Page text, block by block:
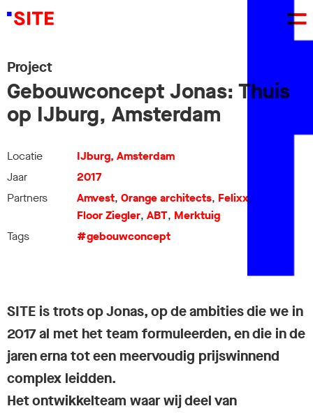
Project
Gebouwconcept Jonas: Thuis
op IJburg, Amsterdam
Locatie
IJburg, Amsterdam
Jaar
2017
Partners
Amvest, Orange architects, Felixx,
Floor Ziegler, ABT, Merktuig
Tags
#gebouwconcept
SITE is trots op Jonas, op de ambities die we in
2017 al met het team formuleerden, en die in de
jaren erna tot een meervoudig prijswinnend
complex leidden.
Het ontwikkelteam waar wij deel van